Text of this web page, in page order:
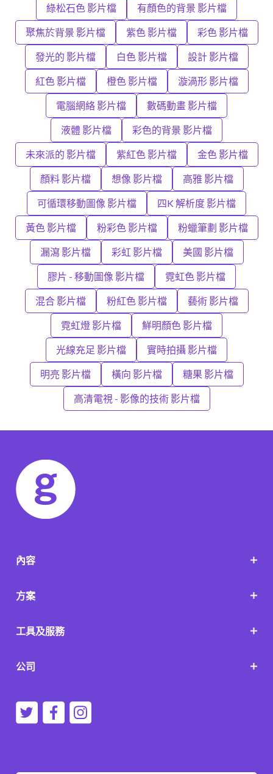
綠松石色 影片檔 有顏色的背景 影片檔
聚焦於背景 影片檔 紫色 影片檔 彩色 影片檔
發光的 影片檔 白色 影片檔 設計 影片檔
紅色 影片檔 橙色 影片檔 漩渦形 影片檔
電腦網絡 影片檔 數碼動畫 影片檔
液體 影片檔 彩色的背景 影片檔
未來派的 影片檔 紫紅色 影片檔 金色 影片檔
顏料 影片檔 想像 影片檔 高雅 影片檔
可循環移動圖像 影片檔 四K 解析度 影片檔
黃色 影片檔 粉彩色 影片檔 粉蠟筆劃 影片檔
漏瀉 影片檔 彩虹 影片檔 美國 影片檔
膠片 - 移動圖像 影片檔 霓虹色 影片檔
混合 影片檔 粉紅色 影片檔 藝術 影片檔
霓虹燈 影片檔 鮮明顏色 影片檔
光線充足 影片檔 實時拍攝 影片檔
明亮 影片檔 橫向 影片檔 糖果 影片檔
高清電視 - 影像的技術 影片檔
內容
方案
工具及服務
公司